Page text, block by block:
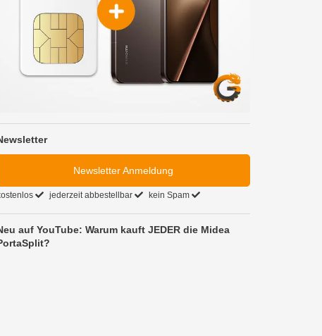
Newsletter Anmeldung
jederzeit abbestellbar kein Spam
auf YouTube: Warum kauft JEDER die Midea